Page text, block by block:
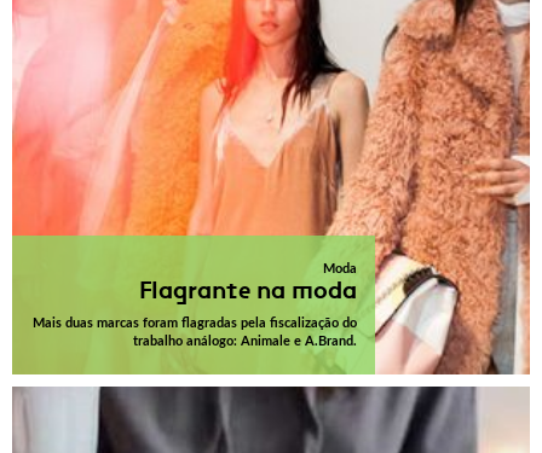
Moda
Flagrante na moda
Mais duas marcas foram flagradas pela fiscalização do
trabalho análogo: Animale e A.Brand.